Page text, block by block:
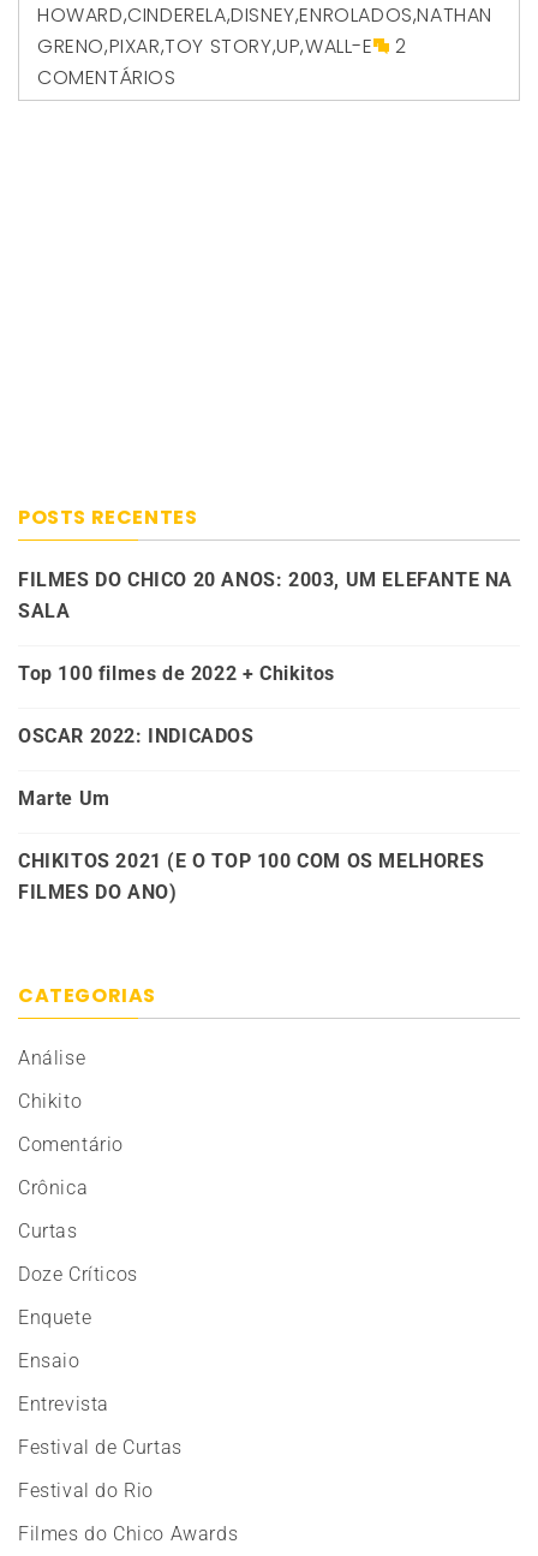
HOWARD,CINDERELA,DISNEY,ENROLADOS,NATHAN
GRENO,PIXAR,TOY STORY,UP,WALL-E
2
COMENTÁRIOS
POSTS RECENTES
FILMES DO CHICO 20 ANOS: 2003, UM ELEFANTE NA
SALA
Top 100 filmes de 2022 + Chikitos
OSCAR 2022: INDICADOS
Marte Um
CHIKITOS 2021 (E O TOP 100 COM OS MELHORES
FILMES DO ANO)
CATEGORIAS
Análise
Chikito
Comentário
Crônica
Curtas
Doze Críticos
Enquete
Ensaio
Entrevista
Festival de Curtas
Festival do Rio
Filmes do Chico Awards